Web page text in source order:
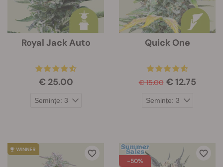
Royal Jack Auto
€ 25.00
Quick One
€ 15.00 € 12.75
-50%